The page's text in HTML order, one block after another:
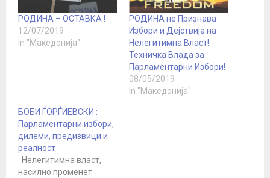
РОДИНА – ОСТАВКА !
12/07/2019
In "Македонија"
РОДИНА не Признава
Избори и Дејствија на
Нелегитимна Власт!
Техничка Влада за
Парламентарни Избори!
08/05/2019
In "Македонија"
БОБИ ЃОРЃИЕВСКИ :
Парламентарни избори,
дилеми, предизвици и
реалност
Нелегитимна власт,
насилно променет